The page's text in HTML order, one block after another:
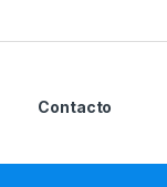
Contacto